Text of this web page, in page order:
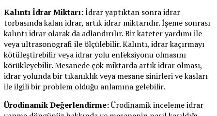
Kalıntı İdrar Miktarı:İdrar yaptıktan sonra idrar
torbasında kalan idrar, artık idrar miktarıdır. İşeme sonrası
kalıntı idrar olarak da adlandırılır. Bir kateter yardımı ile
veya ultrasonografi ile ölçülebilir. Kalıntı, idrar kaçırmayı
kötüleştirebilir veya idrar yolu enfeksiyonu olmasını
körükleyebilir. Mesanede çok miktarda artık idrar olması,
idrar yolunda bir tıkanıklık veya mesane sinirleri ve kasları
ile ilgili bir problem olduğu anlamına gelebilir.
Ürodinamik Değerlendirme:Ürodinamik inceleme idrar